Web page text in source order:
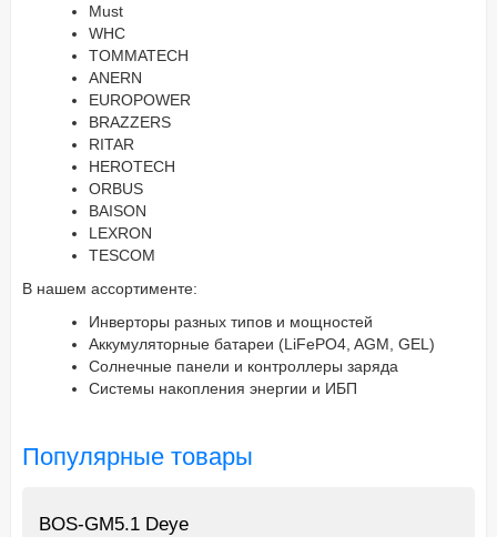
Must
WHC
TOMMATECH
ANERN
EUROPOWER
BRAZZERS
RITAR
HEROTECH
ORBUS
BAISON
LEXRON
TESCOM
В нашем ассортименте:
Инверторы разных типов и мощностей
Аккумуляторные батареи (LiFePO4, AGM, GEL)
Солнечные панели и контроллеры заряда
Системы накопления энергии и ИБП
Популярные товары
BOS-GM5.1 Deye